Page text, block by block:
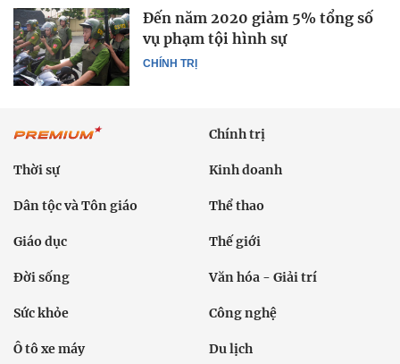
CHÍNH TRỊ
Đến năm 2020 giảm 5% tổng số
vụ phạm tội hình sự
Chính trị
Thời sự Kinh doanh
Dân tộc và Tôn giáo Thể thao
Giáo dục Thế giới
Đời sống Văn hóa - Giải trí
Sức khỏe Công nghệ
Ô tô xe máy Du lịch